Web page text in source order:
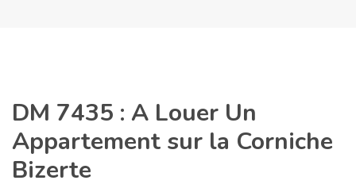
DM 7435 : A Louer Un
Appartement sur la Corniche
Bizerte